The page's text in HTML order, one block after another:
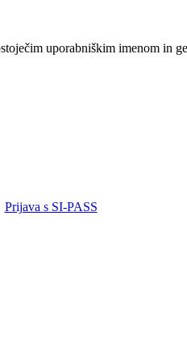
uporabniškim imenom in
Prijava s SI-PASS